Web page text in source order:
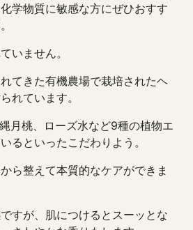
学物質に敏感な方にぜひおすす
いません。
てきた有機農場で栽培されたヘ
れています。
月桃、ローズ水など9種の植物エ
るといったこだわりよう。
ら整えて本質的なケアができま
すが、肌につけるとスーッとな